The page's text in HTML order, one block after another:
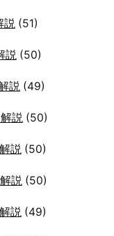
説(51)
説(50)
説(49)
説(50)
説(50)
説(50)
説(49)